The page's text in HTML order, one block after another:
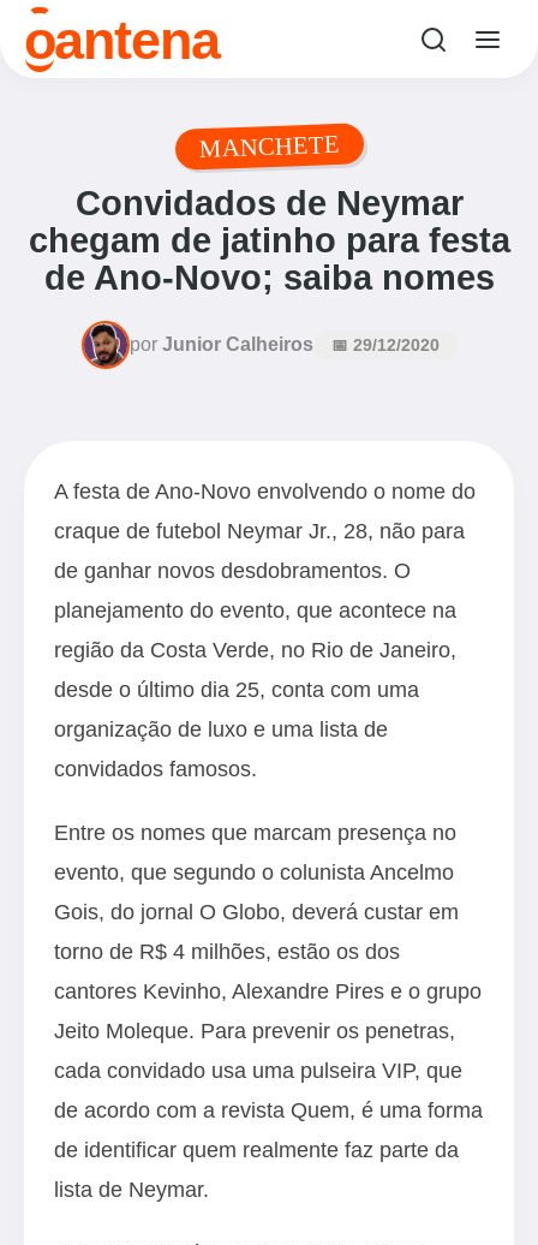
oantena
MANCHETE
Convidados de Neymar
chegam de jatinho para festa
de Ano-Novo; saiba nomes
por Junior Calheiros 📅 29/12/2020
A festa de Ano-Novo envolvendo o nome do
craque de futebol Neymar Jr., 28, não para
de ganhar novos desdobramentos. O
planejamento do evento, que acontece na
região da Costa Verde, no Rio de Janeiro,
desde o último dia 25, conta com uma
organização de luxo e uma lista de
convidados famosos.
Entre os nomes que marcam presença no
evento, que segundo o colunista Ancelmo
Gois, do jornal O Globo, deverá custar em
torno de R$ 4 milhões, estão os dos
cantores Kevinho, Alexandre Pires e o grupo
Jeito Moleque. Para prevenir os penetras,
cada convidado usa uma pulseira VIP, que
de acordo com a revista Quem, é uma forma
de identificar quem realmente faz parte da
lista de Neymar.